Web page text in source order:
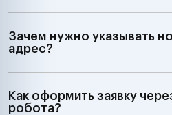
Зачем нужно указывать
адрес?
Как оформить заявку
робота?